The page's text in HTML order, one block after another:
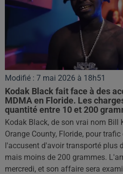
Modifié : 7 mai 2026 à 18h51
Kodak Black fait face à des
MDMA en Floride. Les
quantité entre 10 et 200
Kodak Black, de son vrai nom Bill
Orange County, Floride, pour
l'accusent d'avoir transporté plus
mais moins de 200 grammes.
mercredi, et son affaire sera